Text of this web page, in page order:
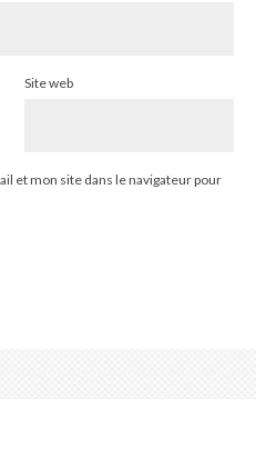
Site web
et mon site dans le navigateur pour